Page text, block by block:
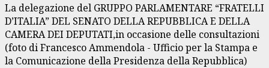
La delegazione del GRUPPO PARLAMENTARE “FRATELLI
D’ITALIA” DEL SENATO DELLA REPUBBLICA E DELLA
CAMERA DEI DEPUTATI,in occasione delle consultazioni
(foto di Francesco Ammendola - Ufficio per la Stampa e
la Comunicazione della Presidenza della Repubblica)